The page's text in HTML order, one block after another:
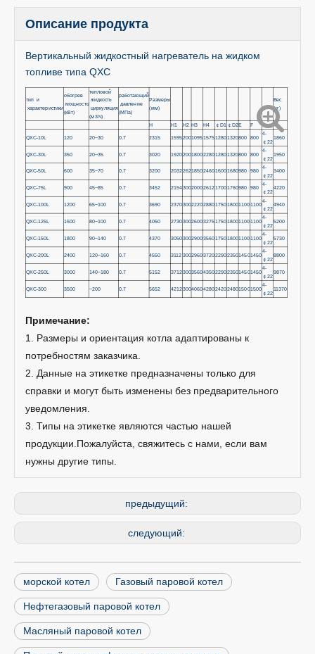
Описание продукта
Вертикальный жидкостный нагреватель на жидком
топливе типа QXC
тип и
характеристики
обогрев
мощность
(кВт)
тепловой
жидкость
циркуляция
(м3/ч)
работающий
давление
(МПа)
Размеры
(мм)
Вес
(кг)
H H1 Н2 Н3 H4 ￠D1 ￠D2E F ∩-￠
QXC-10L 120 20~30 0.7 2315 15952001095157512801320800 800
4-
￠22
1860
QXC-30L 350 20~35 0.7 3020 19202001800228012801320800 800
4-
￠22
1950
QXC-50L 600 35~70 0.7 3200 20322621850246016001680980 980
4-
￠22
3400
QXC-75L 900 45~85 0.7 3452 21543002000261217001760980 980
4-
￠22
4220
QXC-100L 1200 65~100 0.7 3690 2370300222028801750180011001100
4-
￠22
4940
QXC-125L 1500 80~100 0.7 4050 2730300260032751750180011001100
4-
￠22
5200
QXC-150L 1800 90~140 0.7 4370 3050300290035601750180011001100
4-
￠22
5730
QXC-200L 2400 120~160 0.7 4550 3112 300296037202290235014501450
4-
￠22
8800
QXC-250L 3000 140~180 0.7 5152 3712300356043502290235014501450
4-
￠22
9870
QXC-300 3500 ~200 0.7 5652 4212300406042802420248015001500
4-
￠22
11370
Примечание:
1. Размеры и ориентация котла адаптированы к
потребностям заказчика.
2. Данные на этикетке предназначены только для
справки и могут быть изменены без предварительного
уведомления.
3. Типы на этикетке являются частью нашей
продукции.Пожалуйста, свяжитесь с нами, если вам
нужны другие типы.
предыдущий:
следующий:
морской котел Газовый паровой котел
Нефтегазовый паровой котел
Масляный паровой котел